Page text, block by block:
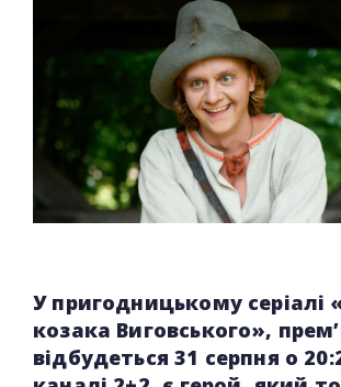
У пригодницькому серіалі
козака Виговського»,
відбудеться 31 серпня о